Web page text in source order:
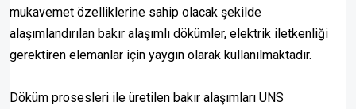
mukavemet özelliklerine sahip olacak şekilde
alaşımlandırılan bakır alaşımlı dökümler, elektrik iletkenliği
gerektiren elemanlar için yaygın olarak kullanılmaktadır.
Döküm prosesleri ile üretilen bakır alaşımları UNS